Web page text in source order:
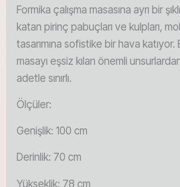
Formika çalışma masasına ayrı bir
katan pirinç pabuçları ve kulpları,
tasarımına sofistike bir hava katıyor.
masayı eşsiz kılan önemli
adetle sınırlı.
Ölçüler:
Genişlik: 100 cm
Derinlik: 70 cm
Yükseklik: 78 cm